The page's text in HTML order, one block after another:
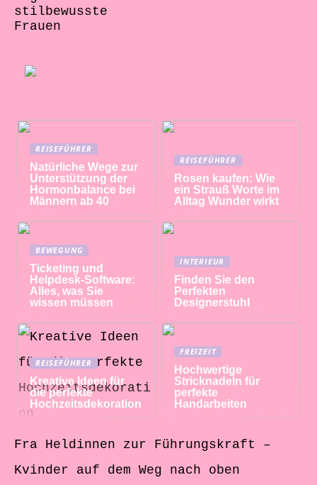
stilbewusste
Frauen
REISEFÜHRER
Natürliche Wege zur
Unterstützung der
Hormonbalance bei
Männern ab 40
REISEFÜHRER
Rosen kaufen: Wie
ein Strauß Worte im
Alltag Wunder wirkt
BEWEGUNG
Ticketing und
Helpdesk-Software:
Alles, was Sie
wissen müssen
INTERIEUR
Finden Sie den
Perfekten
Designerstuhl
REISEFÜHRER
Kreative Ideen für
die perfekte
Hochzeitsdekoration
FREIZEIT
Hochwertige
Stricknadeln für
perfekte
Handarbeiten
Fra Heldinnen zur Führungskraft –
Kvinder auf dem Weg nach oben